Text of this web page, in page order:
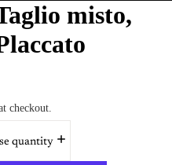
misto,
checkout.
quantity